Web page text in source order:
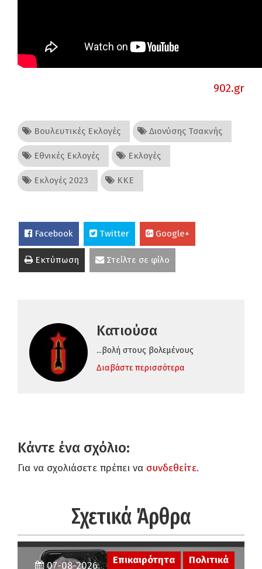
902.gr
Βουλευτικές Εκλογές Διονύσης Τσακνής
Εθνικές Εκλογές Εκλογές
Εκλογές 2023 ΚΚΕ
Facebook Twitter Google+
Εκτύπωση Στείλτε σε φίλο
Κατιούσα
...βολή στους βολεμένους
Διαβάστε περισσότερα
Κάντε ένα σχόλιο:
Για να σχολιάσετε πρέπει να συνδεθείτε.
Σχετικά Άρθρα
Επικαιρότητα Πολιτικά
07-08-2026